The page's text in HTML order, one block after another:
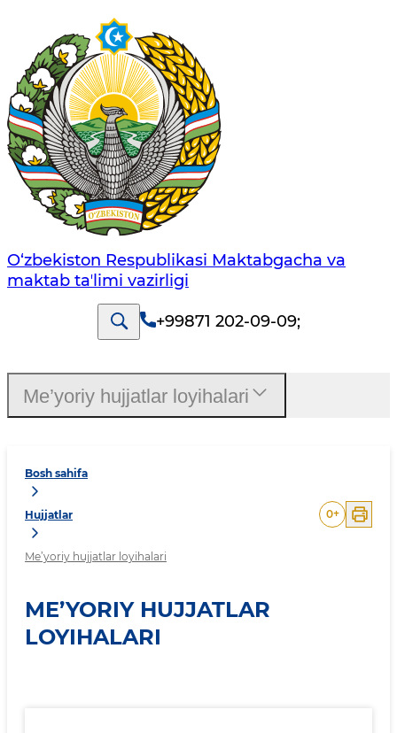
O‘zbekiston Respublikasi Maktabgacha va
maktab taʼlimi vazirligi
+99871 202-09-09;
Bosh sahifa
Hujjatlar
Me’yoriy hujjatlar loyihalari
0+
ME’YORIY HUJJATLAR
LOYIHALARI
Me’yoriy hujjatlar loyihalari